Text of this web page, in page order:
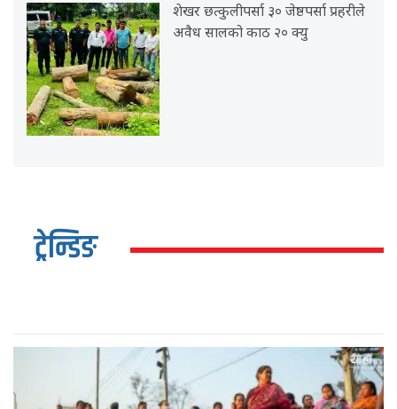
शेखर छत्कुलीपर्सा ३० जेष्ठपर्सा प्रहरीले
अवैध सालको काठ २० क्यु
ट्रेन्डिङ